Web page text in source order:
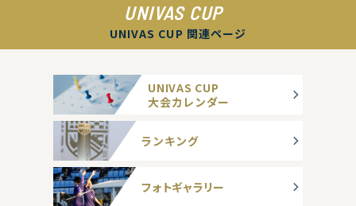
UNIVAS CUP
UNIVAS CUP 関連ページ
UNIVAS CUP
大会カレンダー
ランキング
フォトギャラリー